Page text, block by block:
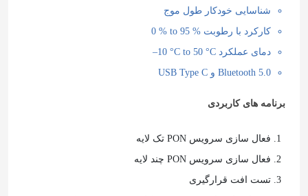
شناسایی خودکار طول موج
کارکرد با رطوبت0 % to 95 %
دمای عملکرد –10 °C to 50 °C
Bluetooth 5.0 و USB Type C
برنامه های کاربردی
فعال سازی سرویس PON تک لایه
فعال سازی سرویس PON چند لایه
تست افت قرارگیری